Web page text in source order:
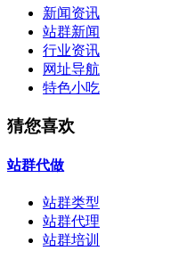
新闻资讯
站群新闻
行业资讯
网址导航
特色小吃
猜您喜欢
站群代做
站群类型
站群代理
站群培训